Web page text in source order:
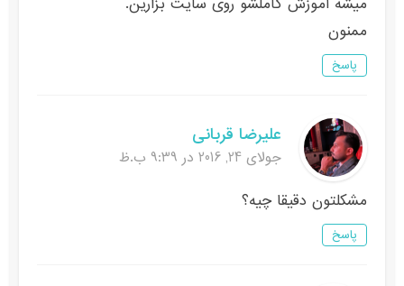
ممنون
پاسخ
علیرضا قربانی
جولای 24, 2016 در 9:39 ب.ظ
مشکلتون دقیقا چیه؟
پاسخ